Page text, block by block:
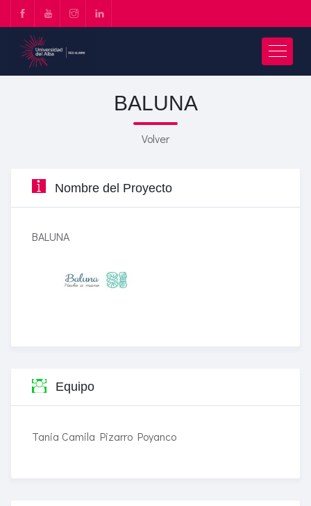
BALUNA
Volver
Nombre del Proyecto
BALUNA
Equipo
Tania Camila Pizarro Poyanco